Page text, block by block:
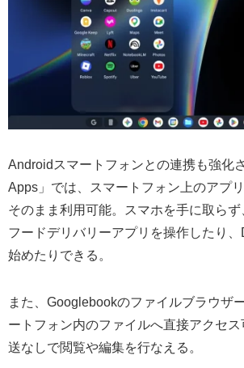
Androidスマートフォンとの連携も強化
Apps」では、スマートフォン上のアプ
そのまま利用可能。スマホを手に取ら
フードデリバリーアプリを操作したり
始めたりできる。
また、Googlebookのファイルブラウザ
ートフォン内のファイルへ直接アクセ
送なしで閲覧や編集を行なえる。